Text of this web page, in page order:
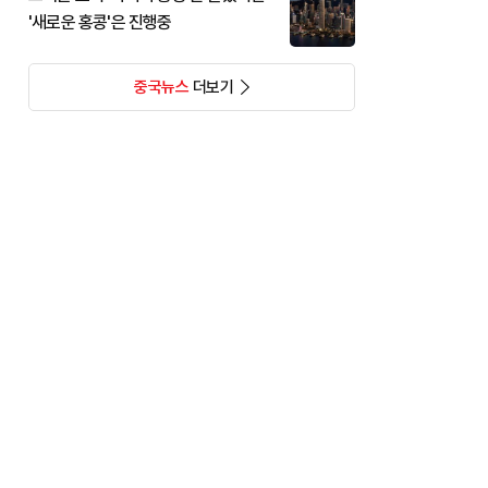
'새로운 홍콩'은 진행중
중국뉴스더보기